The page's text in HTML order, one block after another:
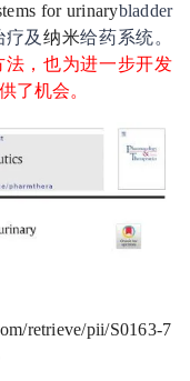
for urinarybladder
及 纳米给药系统。
，也为进一步开发
了机会。
retrieve/pii/S0163-7